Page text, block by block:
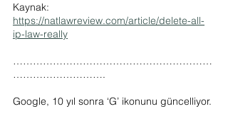
Kaynak:
https://natlawreview.com/article/delete-all-
ip-law-really
……………………………………………………
……………………….
Google, 10 yıl sonra ‘G’ ikonunu güncelliyor.